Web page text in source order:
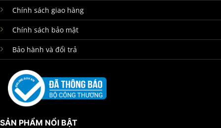
Chính sách giao hàng
Chính sách bảo mật
Bảo hành và đổi trả
SẢN PHẨM NỔI BẬT